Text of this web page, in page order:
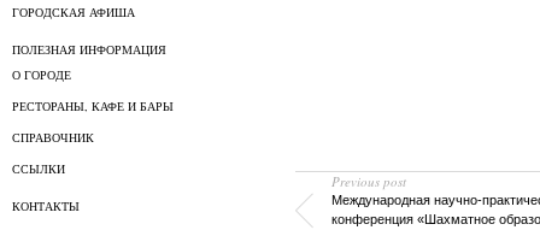
ГОРОДСКАЯ АФИША
ПОЛЕЗНАЯ ИНФОРМАЦИЯ
О ГОРОДЕ
РЕСТОРАНЫ, КАФЕ И БАРЫ
СПРАВОЧНИК
ССЫЛКИ
КОНТАКТЫ
Previous post
Международная научно-
конференция «Шахматное